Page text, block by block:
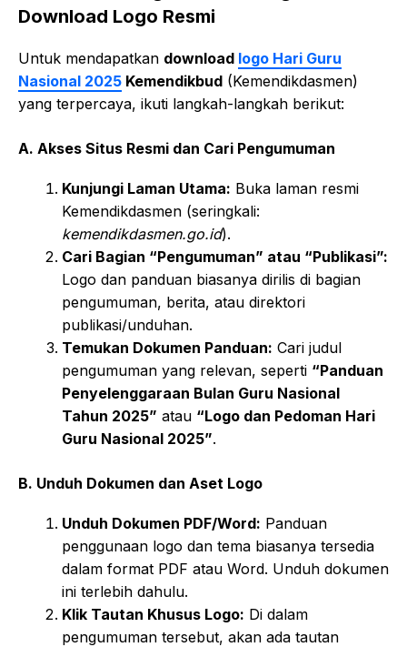
Download Logo Resmi
Untuk mendapatkan download logo Hari Guru
Nasional 2025 Kemendikbud (Kemendikdasmen)
yang terpercaya, ikuti langkah-langkah berikut:
A. Akses Situs Resmi dan Cari Pengumuman
Kunjungi Laman Utama: Buka laman resmi
Kemendikdasmen (seringkali:
kemendikdasmen.go.id).
Cari Bagian “Pengumuman” atau “Publikasi”:
Logo dan panduan biasanya dirilis di bagian
pengumuman, berita, atau direktori
publikasi/unduhan.
Temukan Dokumen Panduan: Cari judul
pengumuman yang relevan, seperti “Panduan
Penyelenggaraan Bulan Guru Nasional
Tahun 2025” atau “Logo dan Pedoman Hari
Guru Nasional 2025”.
B. Unduh Dokumen dan Aset Logo
Unduh Dokumen PDF/Word: Panduan
penggunaan logo dan tema biasanya tersedia
dalam format PDF atau Word. Unduh dokumen
ini terlebih dahulu.
Klik Tautan Khusus Logo: Di dalam
pengumuman tersebut, akan ada tautan